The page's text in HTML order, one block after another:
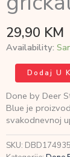
29,90 KM
Availability:
Done
by
Deer
Stick&Stay
silikonski
za
grickalice
Dodaj U
Done by Deer
Blue je
svakodnevnoj
SKU: